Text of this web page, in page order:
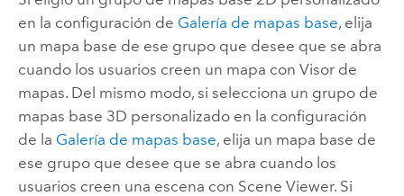
en la configuración de Galería de mapas base, elija
un mapa base de ese grupo que desee que se abra
cuando los usuarios creen un mapa con Visor de
mapas. Del mismo modo, si selecciona un grupo de
mapas base 3D personalizado en la configuración
de la Galería de mapas base, elija un mapa base de
ese grupo que desee que se abra cuando los
usuarios creen una escena con Scene Viewer. Si